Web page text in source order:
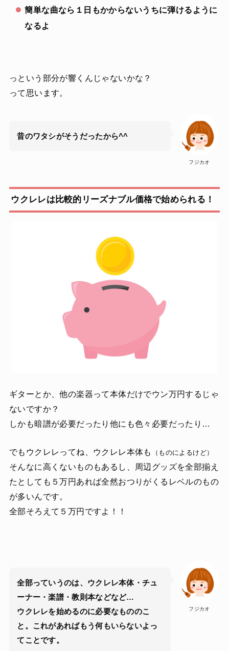
簡単な曲なら１日もかからないうちに弾けるように
なるよ
っという部分が響くんじゃないかな？
って思います。
フジカオ
昔のワタシがそうだったから^^
ウクレレは比較的リーズナブル価格で始められる！
ギターとか、他の楽器って本体だけでウン万円するじゃ
ないですか？
しかも暗譜が必要だったり他にも色々必要だったり…
でもウクレレってね、ウクレレ本体も （ものによるけど）
そんなに高くないものもあるし、周辺グッズを全部揃え
たとしても５万円あれば全然おつりがくるレベルのもの
が多いんです。
全部そろえて５万円ですよ！！
フジカオ
全部っていうのは、ウクレレ本体・チュ
ーナー・楽譜・教則本などなど…
ウクレレを始めるのに必要なもののこ
と。これがあればもう何もいらないよっ
てことです。